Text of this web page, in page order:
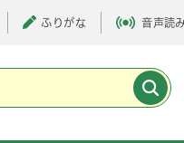
ふりがな 音声読